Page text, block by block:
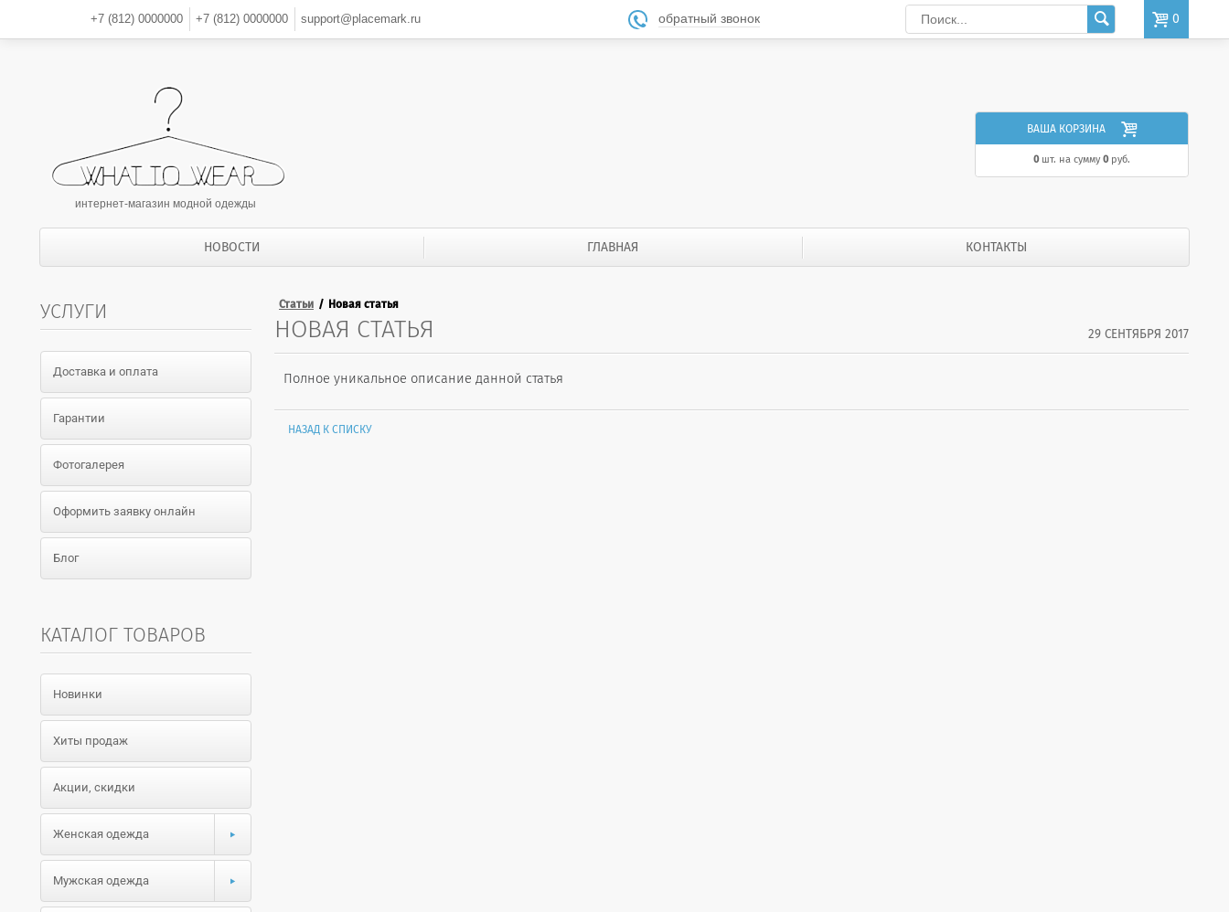
+7 (812) 0000000 +7 (812)0000000 support@placemark.ru  0
 обратный звонок
интернет-магазин модной одежды
ВАША КОРЗИНА 
0шт. на сумму 0руб.
НОВОСТИ ГЛАВНАЯ КОНТАКТЫ
УСЛУГИ
Доставка и оплата
Гарантии
Фотогалерея
Оформить заявку онлайн
Блог
КАТАЛОГ ТОВАРОВ
Новинки
Хиты продаж
Акции, скидки
Женская одежда
Мужская одежда
Статьи Новая статья
29 СЕНТЯБРЯ 2017
НОВАЯ СТАТЬЯ
Полное уникальное описание данной статья
НАЗАД К СПИСКУ